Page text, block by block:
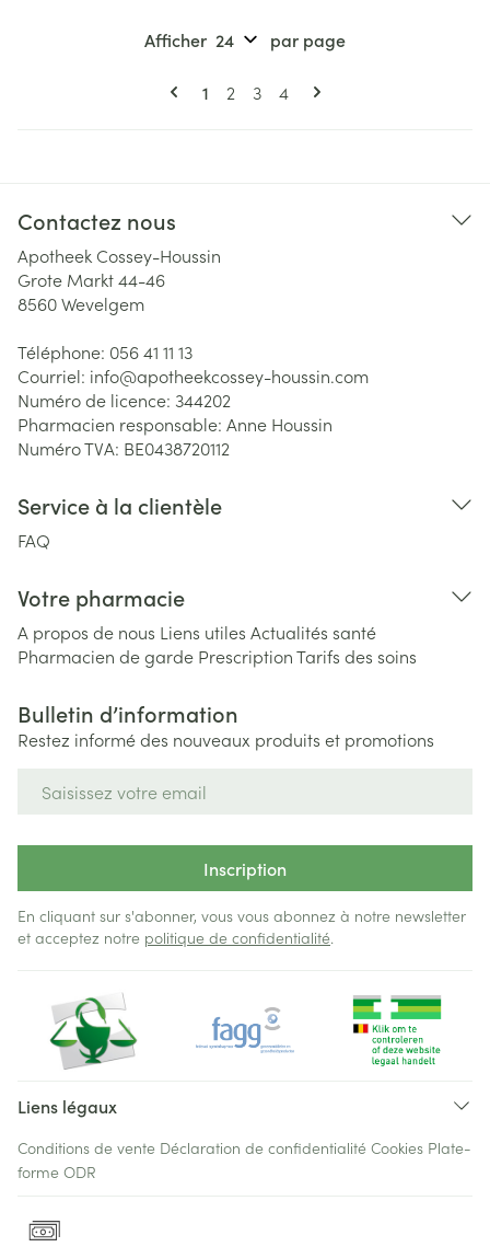
Pages
Vous lisez actuellement la page
1 Page
2 Page
3 Page
4
Afficher par page
Contactez nous
Apotheek Cossey-Houssin
Grote Markt 44-46
8560Wevelgem
Téléphone: 056 41 11 13
Courriel: info@apotheekcossey-houssin.com
Numéro de licence: 344202
Pharmacien responsable: Anne Houssin
Numéro TVA: BE0438720112
Service à la clientèle
FAQ
Votre pharmacie
A propos de nous Liens utiles Actualités santé
Pharmacien de garde PrescriptionTarifs des soins
Bulletin d’information
Restez informé des nouveaux produits et promotions
Inscription
En cliquant sur s'abonner, vous vous abonnez à notre newsletter
et acceptez notre politique de confidentialité.
Liens légaux
Conditions de vente Déclaration de confidentialité Cookies Plate-
forme ODR